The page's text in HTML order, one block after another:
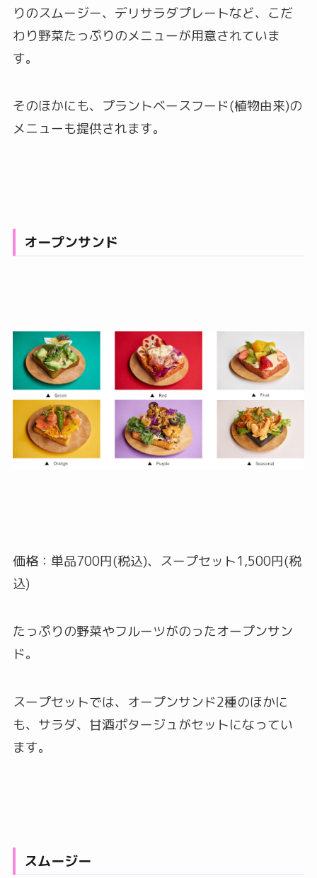
りのスムージー、デリサラダプレートなど、こだ
わり野菜たっぷりのメニューが用意されていま
す。
そのほかにも、プラントベースフード(植物由来)の
メニューも提供されます。
オープンサンド
価格：単品700円(税込)、スープセット1,500円(税
込)
たっぷりの野菜やフルーツがのったオープンサン
ド。
スープセットでは、オープンサンド2種のほかに
も、サラダ、甘酒ポタージュがセットになってい
ます。
スムージー